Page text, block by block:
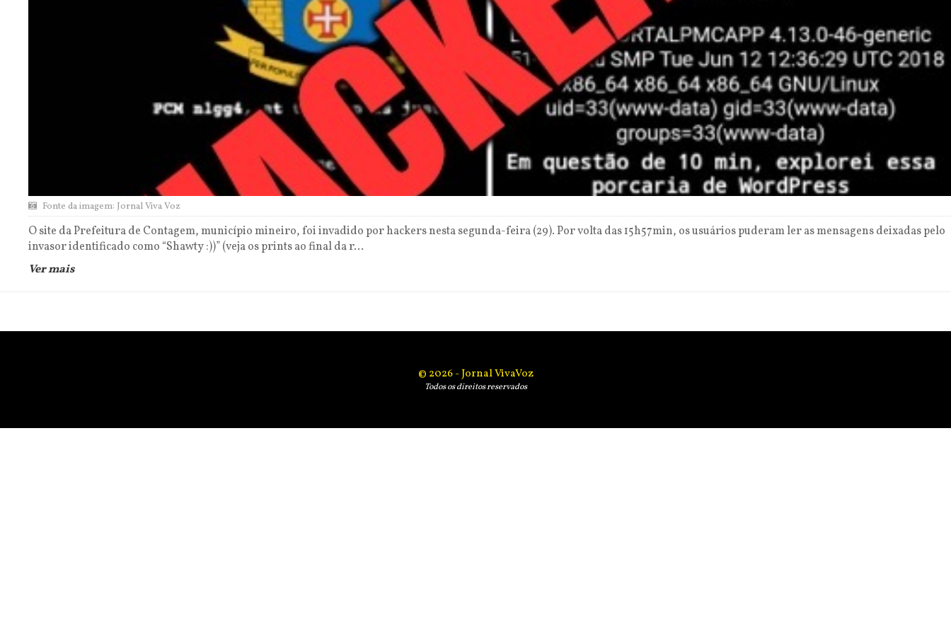
Fonte da imagem: Jornal Viva Voz
O site da Prefeitura de Contagem, município mineiro, foi invadido por hackers nesta segunda-feira (29). Por volta das 15h57min, os usuários puderam ler as mensagens deixadas pelo
invasor identificado como “Shawty :))” (veja os prints ao final da r...
Ver mais
© 2026 - Jornal VivaVoz
Todos os direitos reservados